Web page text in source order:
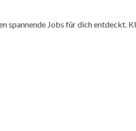
spannende Jobs für dich entdeckt.